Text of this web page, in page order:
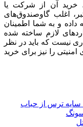
خرید آن از شرکت یا
اغلب گاوصندوق‌های
داده و به شما اطمینان
لازم ساخته شده
نیست که باید در نظر
را نیز برای خرید
سایه ترس از حباب